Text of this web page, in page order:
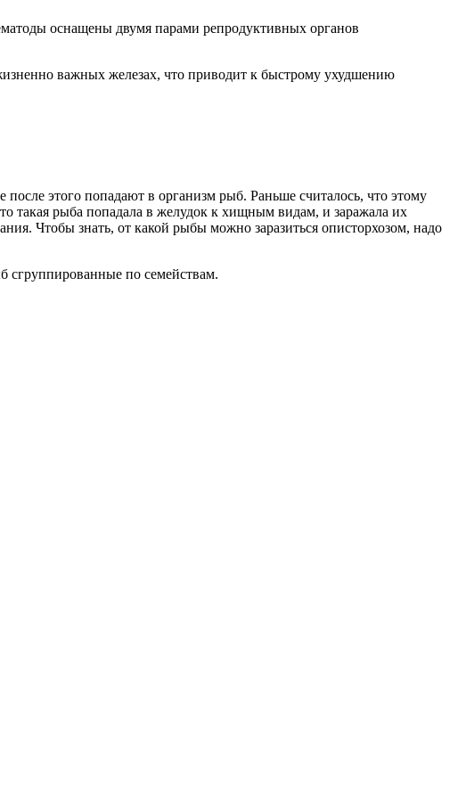
оснащены двумя парами репродуктивных органов
важных железах, что приводит к быстрому ухудшению
этого попадают в организм рыб. Раньше считалось, что этому
такая рыба попадала в желудок к хищным видам, и заражала их
Чтобы знать, от какой рыбы можно заразиться описторхозом, надо
сгруппированные по семействам.